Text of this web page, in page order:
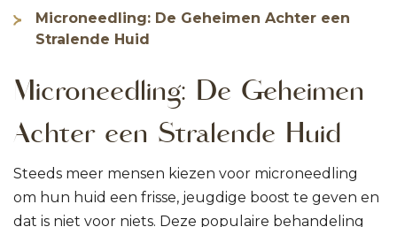
Microneedling: De Geheimen Achter een
Stralende Huid
Microneedling: De Geheimen
Achter een Stralende Huid
Steeds meer mensen kiezen voor microneedling
om hun huid een frisse, jeugdige boost te geven en
dat is niet voor niets. Deze populaire behandeling